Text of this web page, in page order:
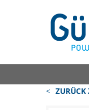
ZURÜCK